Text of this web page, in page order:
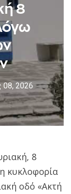
8
08, 2026
8
κυκλοφορία
οδό «Ακτή